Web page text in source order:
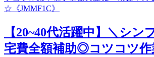
【20~40代活躍中】＼シン
宅費全額補助◎コツコツ作